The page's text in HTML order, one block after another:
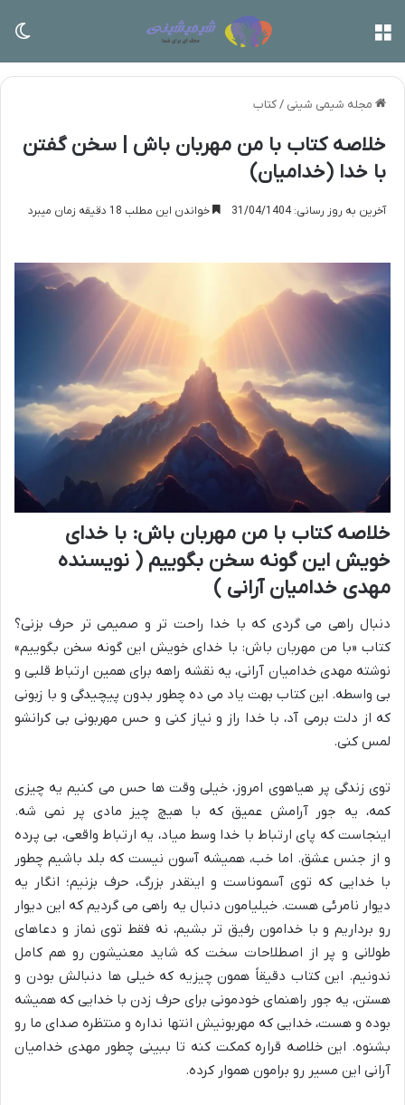
مجله شیمی شینی /کتاب
خلاصه کتاب با من مهربان باش | سخن گفتن
با خدا (خدامیان)
آخرین به روز رسانی: 31/04/1404 خواندن این مطلب 18 دقیقه زمان میبرد
خلاصه کتاب با من مهربان باش: با خدای
خویش این گونه سخن بگوییم ( نویسنده
مهدی خدامیان آرانی )
دنبال راهی می گردی که با خدا راحت تر و صمیمی تر حرف بزنی؟
کتاب «با من مهربان باش: با خدای خویش این گونه سخن بگوییم»
نوشته مهدی خدامیان آرانی، یه نقشه راهه برای همین ارتباط قلبی و
بی واسطه. این کتاب بهت یاد می ده چطور بدون پیچیدگی و با زبونی
که از دلت برمی آد، با خدا راز و نیاز کنی و حس مهربونی بی کرانشو
لمس کنی.
توی زندگی پر هیاهوی امروز، خیلی وقت ها حس می کنیم یه چیزی
کمه، یه جور آرامش عمیق که با هیچ چیز مادی پر نمی شه.
اینجاست که پای ارتباط با خدا وسط میاد، یه ارتباط واقعی، بی پرده
و از جنس عشق. اما خب، همیشه آسون نیست که بلد باشیم چطور
با خدایی که توی آسموناست و اینقدر بزرگ، حرف بزنیم؛ انگار یه
دیوار نامرئی هست. خیلیامون دنبال یه راهی می گردیم که این دیوار
رو برداریم و با خدامون رفیق تر بشیم، نه فقط توی نماز و دعاهای
طولانی و پر از اصطلاحات سخت که شاید معنیشون رو هم کامل
ندونیم. این کتاب دقیقاً همون چیزیه که خیلی ها دنبالش بودن و
هستن، یه جور راهنمای خودمونی برای حرف زدن با خدایی که همیشه
بوده و هست، خدایی که مهربونیش انتها نداره و منتظره صدای ما رو
بشنوه. این خلاصه قراره کمکت کنه تا ببینی چطور مهدی خدامیان
آرانی این مسیر رو برامون هموار کرده.